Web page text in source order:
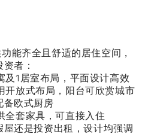
能齐全且舒适的居住空间，
者：
及1居室布局，平面设计高效
开放式布局，阳台可欣赏城市
备欧式厨房
全套家具，可直接入住
还是投资出租，设计均强调